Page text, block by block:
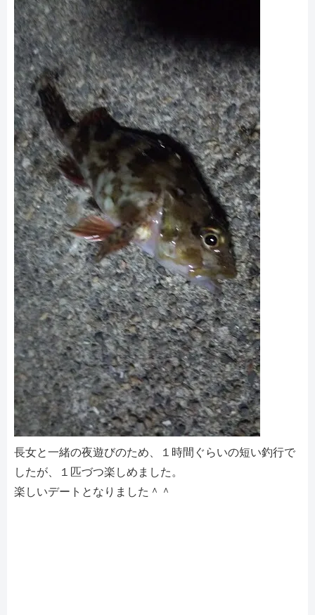
長女と一緒の夜遊びのため、１時間ぐらいの短い釣行で
したが、１匹づつ楽しめました。
楽しいデートとなりました＾＾